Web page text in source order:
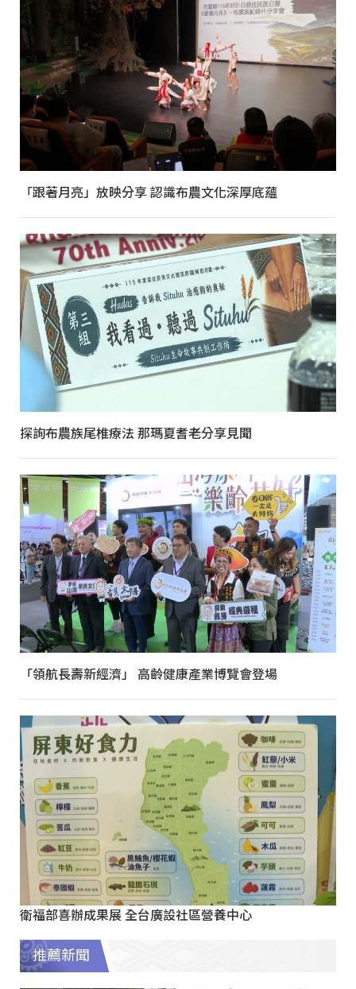
「跟著月亮」放映分享 認識布農文化深厚底蘊
探詢布農族尾椎療法 那瑪夏耆老分享見聞
「領航長壽新經濟」 高齡健康產業博覽會登場
衛福部喜辦成果展 全台廣設社區營養中心
推薦新聞